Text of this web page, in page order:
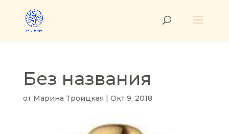
Без названия
от Марина Троицкая | Окт 9, 2018